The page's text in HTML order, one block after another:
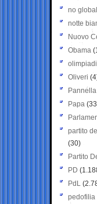
no global
notte
Nuovo
Obama
olimpiadi
Oliveri
Pannella
Papa
partito
(30)
Partito
PD
PdL
pedofilia